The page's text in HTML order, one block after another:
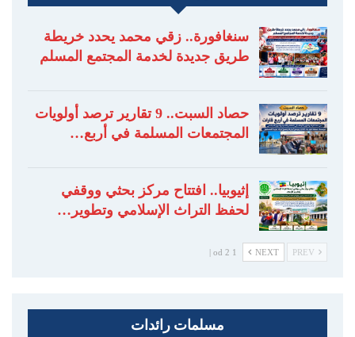
سنغافورة.. زقي محمد يحدد خريطة
طريق جديدة لخدمة المجتمع المسلم
حصاد السبت.. 9 تقارير ترصد أولويات
المجتمعات المسلمة في أربع…
إثيوبيا.. افتتاح مركز بحثي ووقفي
لحفظ التراث الإسلامي وتطوير…
NEXT
1 od 2 |
مسلمات رائدات